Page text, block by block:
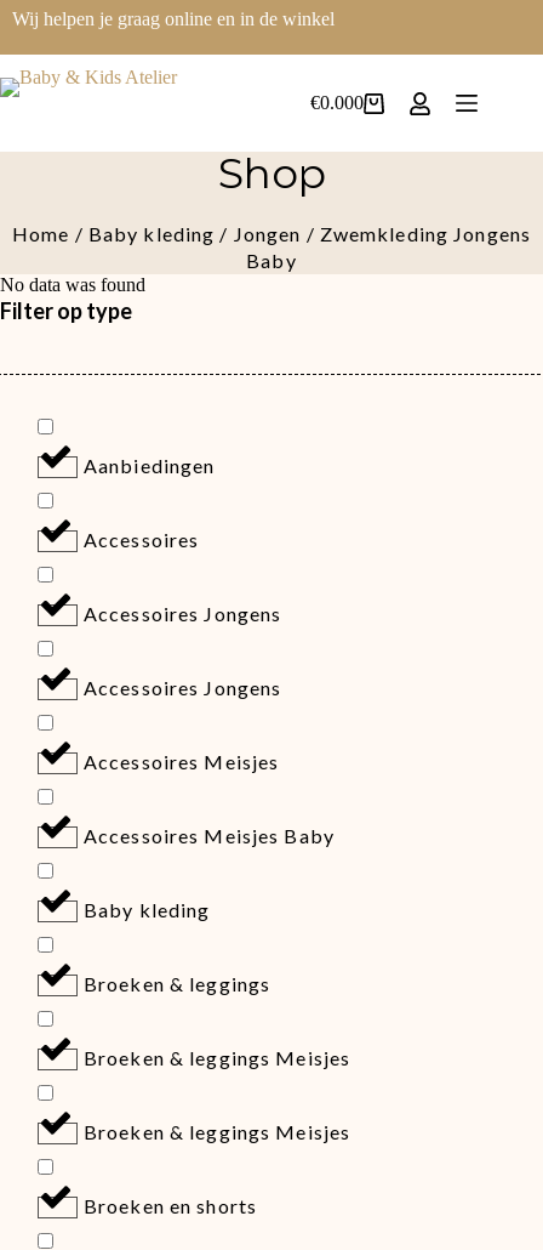
Ga
naar
de
inhoud
Wij helpen je graag online en in de winkel
Winkelwagen
€0.000
Shop
Home / Baby kleding / Jongen / Zwemkleding Jongens
Baby
No data was found
Filter op type
Aanbiedingen
Accessoires
Accessoires Jongens
Accessoires Jongens
Accessoires Meisjes
Accessoires Meisjes Baby
Baby kleding
Broeken & leggings
Broeken & leggings Meisjes
Broeken & leggings Meisjes
Broeken en shorts